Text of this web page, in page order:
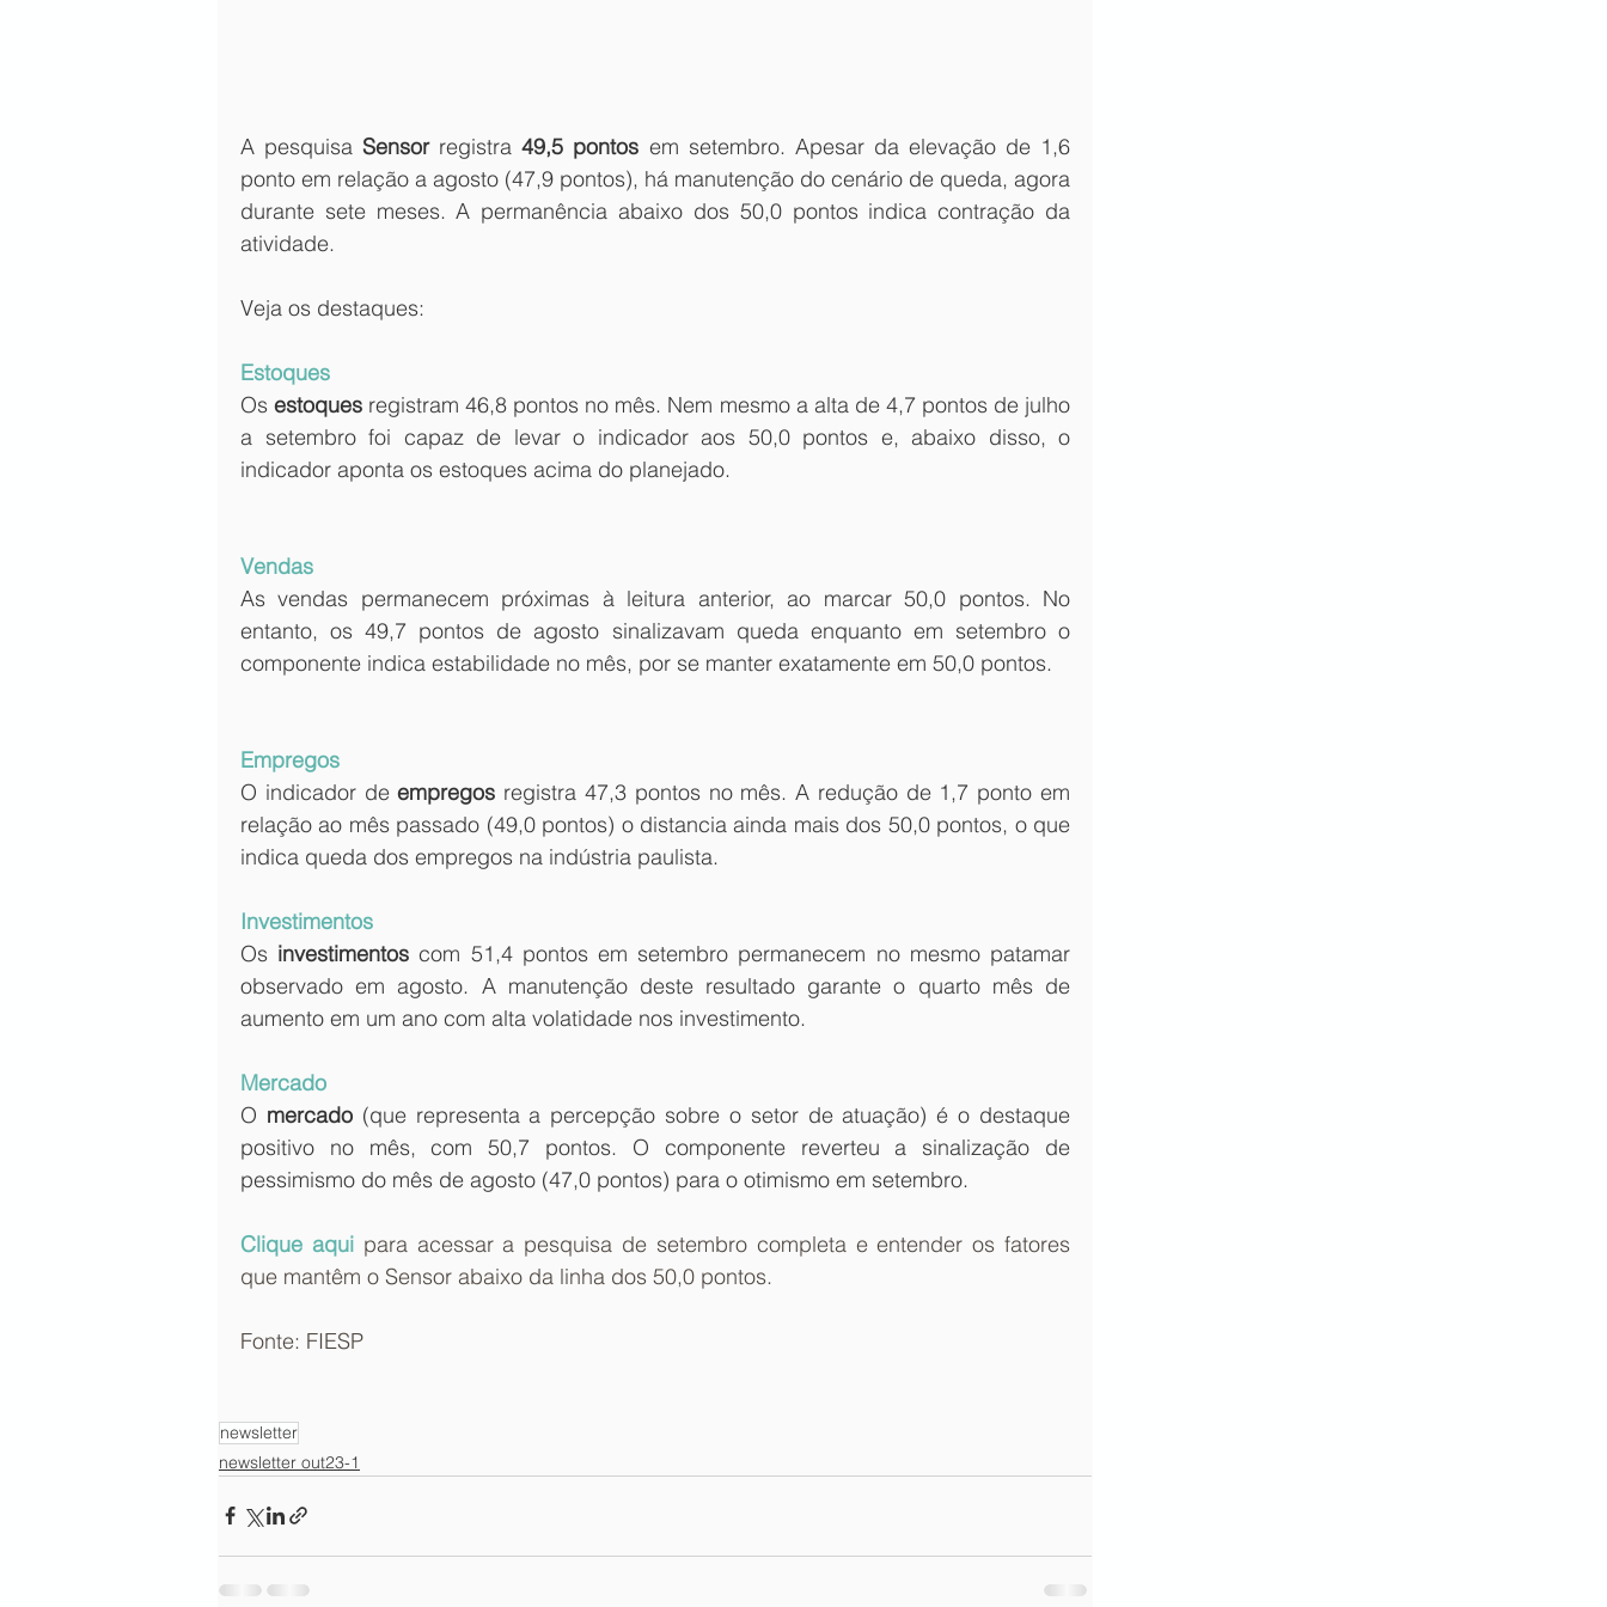
A pesquisa Sensor registra 49,5 pontos em setembro. Apesar da elevação de 1,6
ponto em relação a agosto (47,9 pontos), há manutenção do cenário de queda, agora
durante sete meses. A permanência abaixo dos 50,0 pontos indica contração da
atividade.
Veja os destaques:
Estoques
Os estoques registram 46,8 pontos no mês. Nem mesmo a alta de 4,7 pontos de julho
a setembro foi capaz de levar o indicador aos 50,0 pontos e, abaixo disso, o
indicador aponta os estoques acima do planejado.
Vendas
As vendas permanecem próximas à leitura anterior, ao marcar 50,0 pontos. No
entanto, os 49,7 pontos de agosto sinalizavam queda enquanto em setembro o
componente indica estabilidade no mês, por se manter exatamente em 50,0 pontos.
Empregos
O indicador de empregos registra 47,3 pontos no mês. A redução de 1,7 ponto em
relação ao mês passado (49,0 pontos) o distancia ainda mais dos 50,0 pontos, o que
indica queda dos empregos na indústria paulista.
Investimentos
Os investimentos com 51,4 pontos em setembro permanecem no mesmo patamar
observado em agosto. A manutenção deste resultado garante o quarto mês de
aumento em um ano com alta volatidade nos investimento.
Mercado
O mercado (que representa a percepção sobre o setor de atuação) é o destaque
positivo no mês, com 50,7 pontos. O componente reverteu a sinalização de
pessimismo do mês de agosto (47,0 pontos) para o otimismo em setembro.
Clique aqui para acessar a pesquisa de setembro completa e entender os fatores
que mantêm o Sensor abaixo da linha dos 50,0 pontos.
Fonte: FIESP
newsletter
newsletter out23-1